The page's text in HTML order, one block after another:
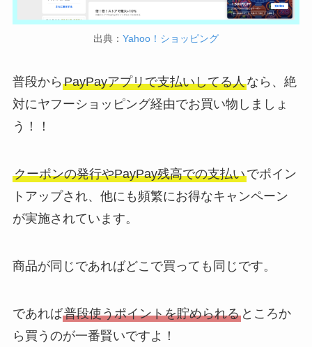
出典： Yahoo！ショッピング
普段から PayPayアプリで支払いしてる人なら、絶
対にヤフーショッピング経由でお買い物しましょ
う！！
クーポンの発行やPayPay残高での支払いでポイン
トアップされ、他にも頻繁にお得なキャンペーン
が実施されています。
商品が同じであればどこで買っても同じです。
であれば普段使うポイントを貯められるところか
ら買うのが一番賢いですよ！